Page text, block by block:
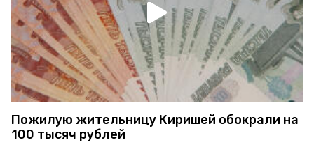
Пожилую жительницу Киришей обокрали на
100 тысяч рублей